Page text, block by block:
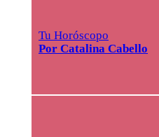
Tu Horóscopo
Por Catalina Cabello